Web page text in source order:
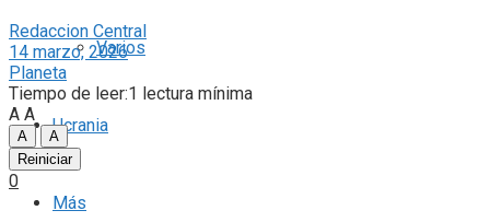
Varios
Ucrania
Más
Redaccion Central
14 marzo, 2026
Planeta
Tiempo de leer:1 lectura mínima
A A
A
A
Reiniciar
0